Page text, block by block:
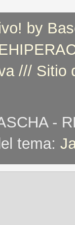
by
/// Sitio
-
tema: